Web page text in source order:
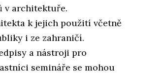
v architektuře.
k jejich použití včetně
i ze zahraničí.
a nástroji pro
semináře se mohou